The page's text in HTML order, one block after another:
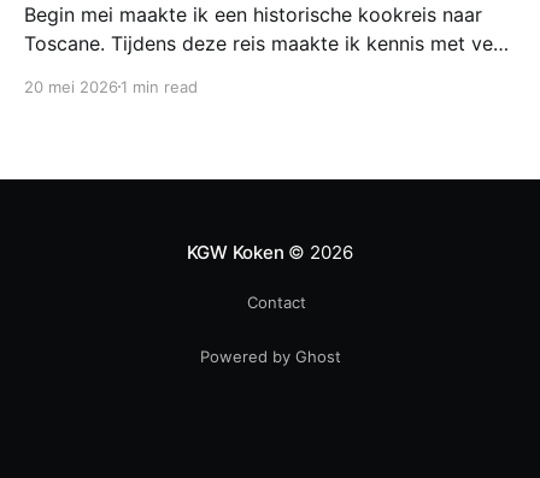
Begin mei maakte ik een historische kookreis naar
Toscane. Tijdens deze reis maakte ik kennis met veel
keuken. In een middeleeuws klooster maakten we
lekker, daarom maken wij het
20 mei 2026 1 min read
KGW Koken © 2026
Contact
Powered by Ghost